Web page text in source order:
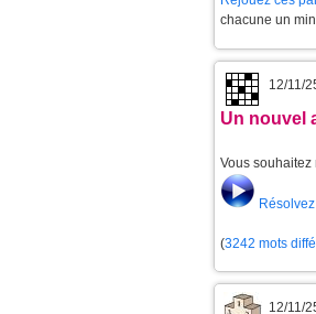
chacune un
12/11/
Un nouvel
Vous souhaitez
(3242 mots
12/11/